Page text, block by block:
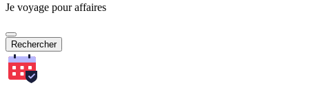
Je voyage pour affaires
Rechercher